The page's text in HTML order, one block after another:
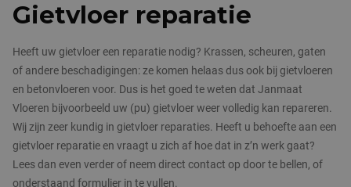
Marmergrindvloeren
PVC vloeren
Nieuws & blog
Gietvloer reparatie
Heeft uw gietvloer een reparatie nodig? Krassen, scheuren, gaten
of andere beschadigingen: ze komen helaas dus ook bij gietvloeren
en betonvloeren voor. Dus is het goed te weten dat Janmaat
Vloeren bijvoorbeeld uw (pu) gietvloer weer volledig kan repareren.
Wij zijn zeer kundig in gietvloer reparaties. Heeft u behoefte aan een
gietvloer reparatie en vraagt u zich af hoe dat in z’n werk gaat?
Lees dan even verder of neem direct contact op door te bellen, of
onderstaand formulier in te vullen.